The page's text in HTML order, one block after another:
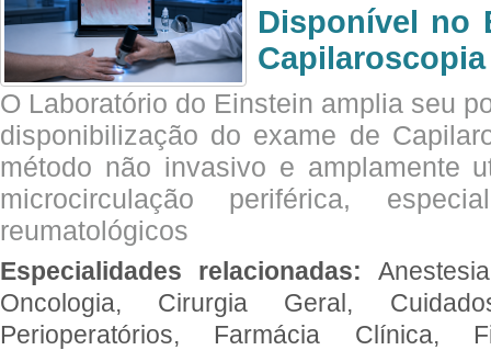
Disponível no
O Laboratório do Einstein amplia seu
disponibilização do exame de
método não invasivo e amplamente
microcirculação periférica,
reumatológicos
Especialidades relacionadas:
Oncologia, Cirurgia Geral,
Perioperatórios, Farmácia Clínica,